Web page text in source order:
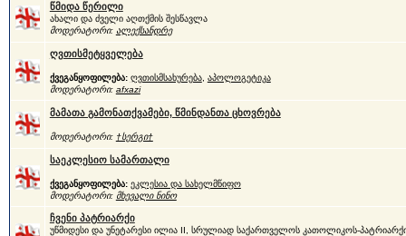
წმიდა წერილი
ახალი და ძველი აღთქმის შესწავლა
მოდერატორი: ალექსანდრე
ღვთისმეტყველება
ქვეგანყოფილება: ღვთისმსახურება, აპოლოგეტიკა
მოდერატორი: afxazi
მამათა გამონათქვამები, წმინდანთა ცხოვრება
მოდერატორი: †სერგი†
საეკლესიო სამართალი
ქვეგანყოფილება: ეკლესია და სახელმწიფო
მოდერატორი: მხევალი ნინო
ჩვენი პატრიარქი
უწმიდესი და უნეტარესი ილია II, სრულიად საქართველოს კათოლიკოს-